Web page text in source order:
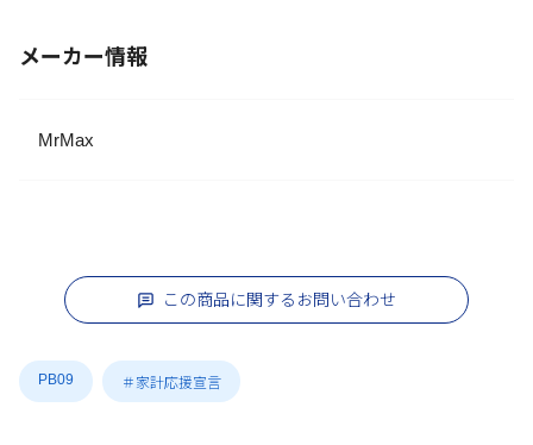
メーカー情報
MrMax
この商品に関するお問い合わせ
PB09 ＃家計応援宣言